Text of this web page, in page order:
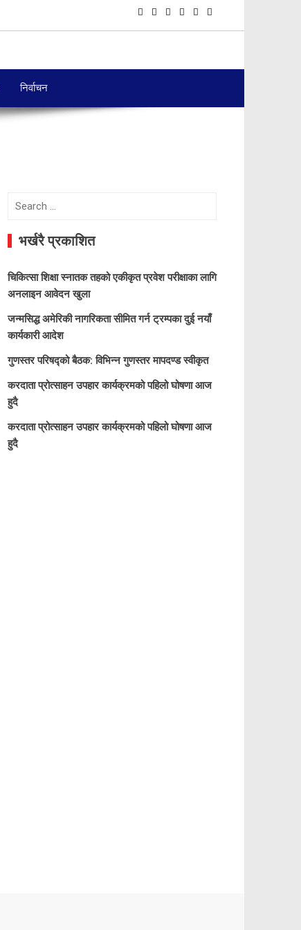
निर्वाचन
Search
भर्खरै प्रकाशित
चिकित्सा शिक्षा स्नातक तहको एकीकृत प्रवेश परीक्षाका लागि
अनलाइन आवेदन खुला
जन्मसिद्ध अमेरिकी नागरिकता सीमित गर्न ट्रम्पका दुई नयाँ
कार्यकारी आदेश
गुणस्तर परिषद्को बैठक: विभिन्न गुणस्तर मापदण्ड स्वीकृत
करदाता प्रोत्साहन उपहार कार्यक्रमको पहिलो घोषणा आज
हुदै
करदाता प्रोत्साहन उपहार कार्यक्रमको पहिलो घोषणा आज
हुदै